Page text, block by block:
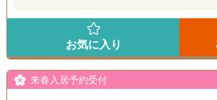
お気に入り
来春入居予約受付